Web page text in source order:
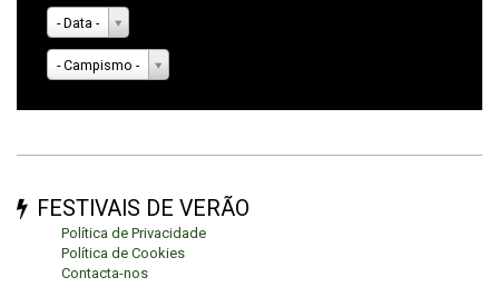
- Data -
- Campismo -
FESTIVAIS DE VERÃO
Política de Privacidade
Política de Cookies
Contacta-nos